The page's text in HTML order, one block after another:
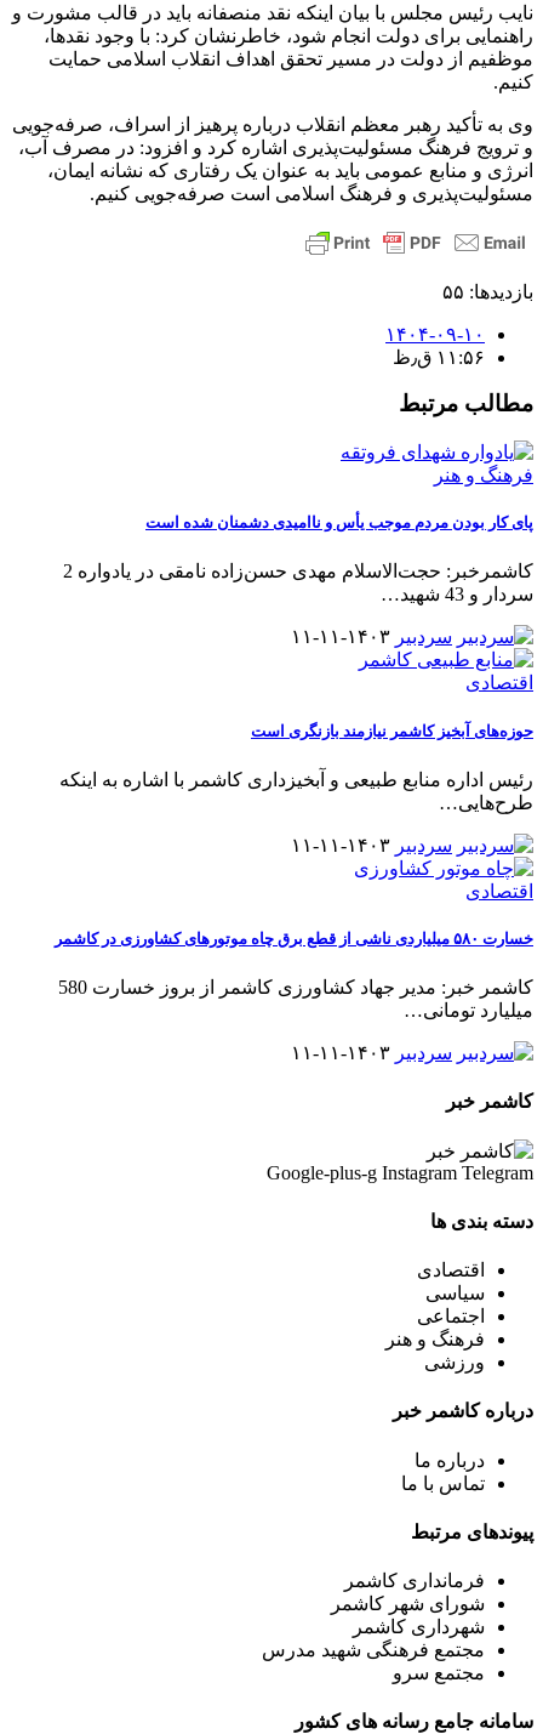
نایب رئیس مجلس با بیان اینکه نقد منصفانه باید در قالب مشورت و
راهنمایی برای دولت انجام شود، خاطرنشان کرد: با وجود نقدها،
موظفیم از دولت در مسیر تحقق اهداف انقلاب اسلامی حمایت
کنیم.
وی به تأکید رهبر معظم انقلاب درباره پرهیز از اسراف، صرفه‌جویی
و ترویج فرهنگ مسئولیت‌پذیری اشاره کرد و افزود: در مصرف آب،
انرژی و منابع عمومی باید به عنوان یک رفتاری که نشانه ایمان،
مسئولیت‌پذیری و فرهنگ اسلامی است صرفه‌جویی کنیم.
بازدیدها: ۵۵
۱۴۰۴-۰۹-۱۰
۱۱:۵۶ ق٫ظ
مطالب مرتبط
فرهنگ و هنر
پای کار بودن مردم موجب یأس و ناامیدی دشمنان شده است
کاشمرخبر: حجت‌الاسلام مهدی حسن‌زاده نامقی در یادواره 2
سردار و 43 شهید
…
سردبیر ۱۴۰۳-۱۱-۱۱
اقتصادی
حوزه‌های آبخیز کاشمر نیازمند بازنگری است
رئیس اداره منابع طبیعی و آبخیزداری کاشمر با اشاره به اینکه
طرح‌هایی…
سردبیر ۱۴۰۳-۱۱-۱۱
اقتصادی
خسارت ۵۸۰ میلیاردی ناشی از قطع برق چاه موتورهای کشاورزی در کاشمر
کاشمر خبر: مدیر جهاد کشاورزی کاشمر از بروز خسارت 580
میلیارد تومانی…
سردبیر ۱۴۰۳-۱۱-۱۱
کاشمر خبر
Google-plus-g Instagram Telegram
دسته بندی ها
اقتصادی
سیاسی
اجتماعی
فرهنگ و هنر
ورزشی
درباره کاشمر خبر
درباره ما
تماس با ما
پیوندهای مرتبط
فرمانداری کاشمر
شورای شهر کاشمر
شهرداری کاشمر
مجتمع فرهنگی شهید مدرس
مجتمع سرو
سامانه جامع رسانه های کشور